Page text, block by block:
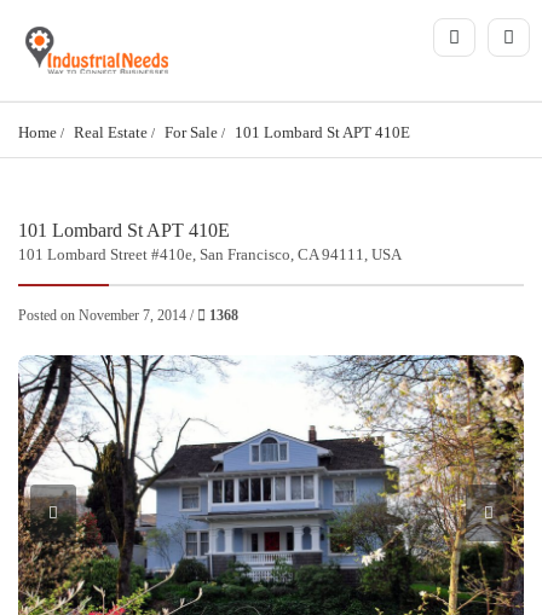
Home Real Estate For Sale 101 Lombard St APT 410E
101 Lombard St APT 410E
101 Lombard Street #410e, San Francisco, CA 94111, USA
Posted on November 7, 2014 / 1368